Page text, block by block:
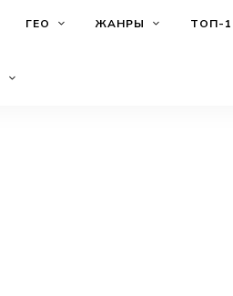
ГЕО ЖАНРЫ ТОП-